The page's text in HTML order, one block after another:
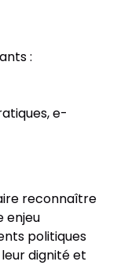
:
e-
reconnaître
enjeu
politiques
dignité et